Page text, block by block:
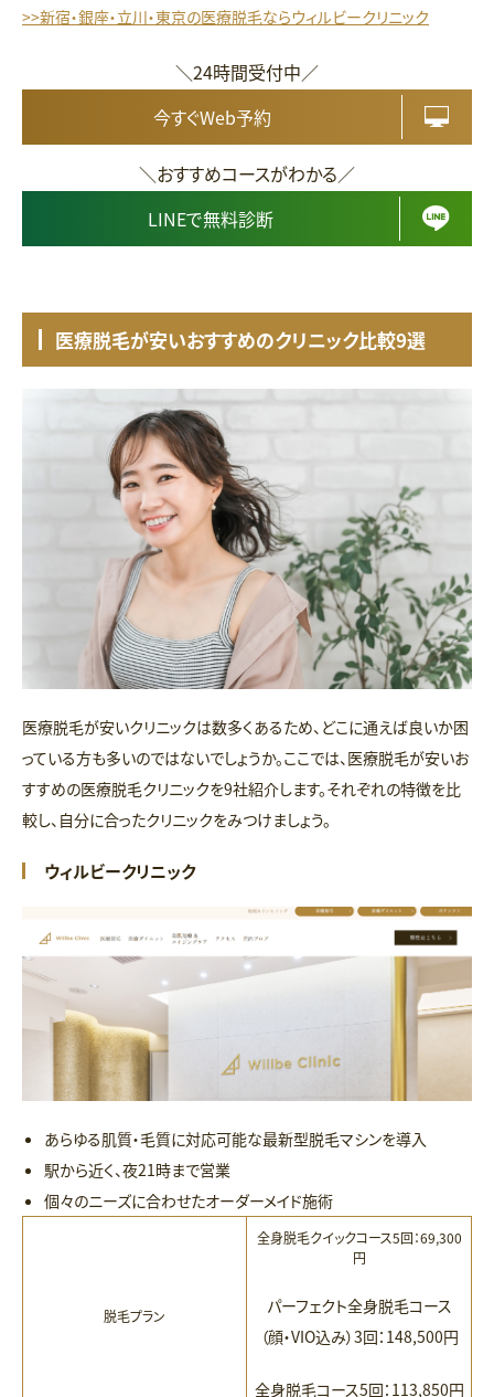
>>新宿・銀座・立川・東京の医療脱毛ならウィルビークリニック
＼24時間受付中／
今すぐWeb予約
＼おすすめコースがわかる／
LINEで無料診断
医療脱毛が安いおすすめのクリニック比較9選
医療脱毛が安いクリニックは数多くあるため、どこに通えば良いか困
っている方も多いのではないでしょうか。ここでは、医療脱毛が安いお
すすめの医療脱毛クリニックを9社紹介します。それぞれの特徴を比
較し、自分に合ったクリニックをみつけましょう。
ウィルビークリニック
あらゆる肌質・毛質に対応可能な最新型脱毛マシンを導入
駅から近く、夜21時まで営業
個々のニーズに合わせたオーダーメイド施術
脱毛プラン
全身脱毛クイックコース5回：69,300
円
パーフェクト全身脱毛コース
（顔・VIO込み）3回：148,500円
全身脱毛コース5回：113,850円